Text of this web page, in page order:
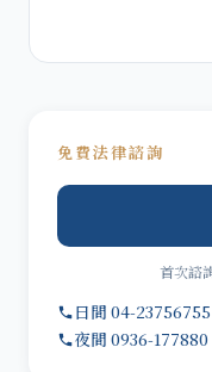
免費法律諮詢
首次諮
日間 04-23756755
夜間 0936-177880